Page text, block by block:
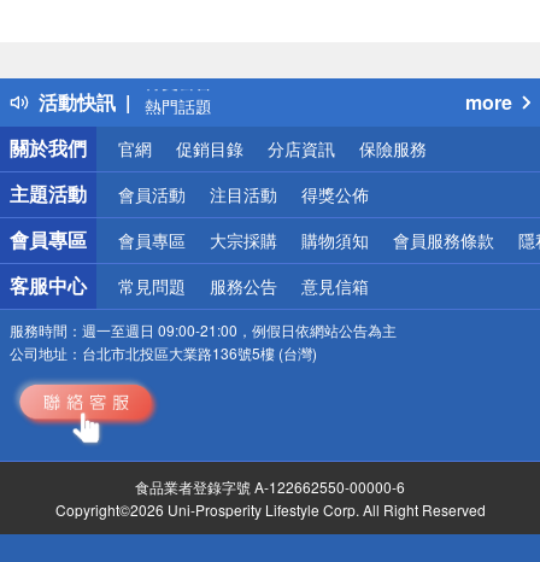
活動快訊
得獎公告
熱門話題
銀行優惠
偏遠地區配送
詐騙網頁！請小心！
more
關於我們
官網 促銷目錄 分店資訊 保險服務
主題活動 會員活動 注目活動 得獎公佈
會員專區 會員專區 大宗採購 購物須知 會員服務條款 隱
客服中心 常見問題 服務公告 意見信箱
服務時間： 週一至週日 09:00-21:00，例假日依網站公告為主
公司地址： 台北市北投區大業路136號5樓 (台灣)
食品業者登錄字號 A-122662550-00000-6
Copyright©2026 Uni-Prosperity Lifestyle Corp. All Right Reserved